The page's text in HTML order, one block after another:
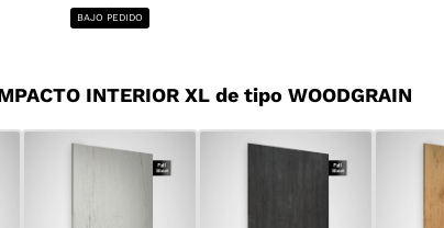
BAJO PEDIDO
INTERIOR XL de tipo WOODGRAIN